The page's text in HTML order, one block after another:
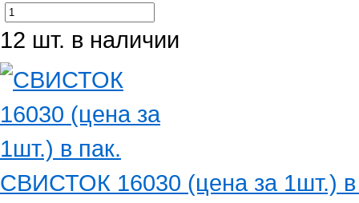
12 шт. в наличии
СВИСТОК 16030 (цена за 1шт.) в